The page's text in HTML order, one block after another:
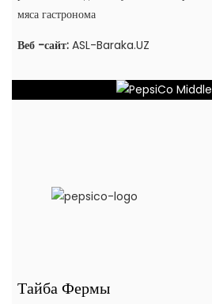
мяса гастронома
Веб -сайт: ASL-Baraka.UZ
Тайба Фермы